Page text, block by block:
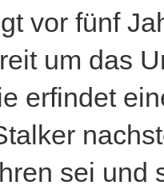
vor fünf
um das
erfindet
sei und